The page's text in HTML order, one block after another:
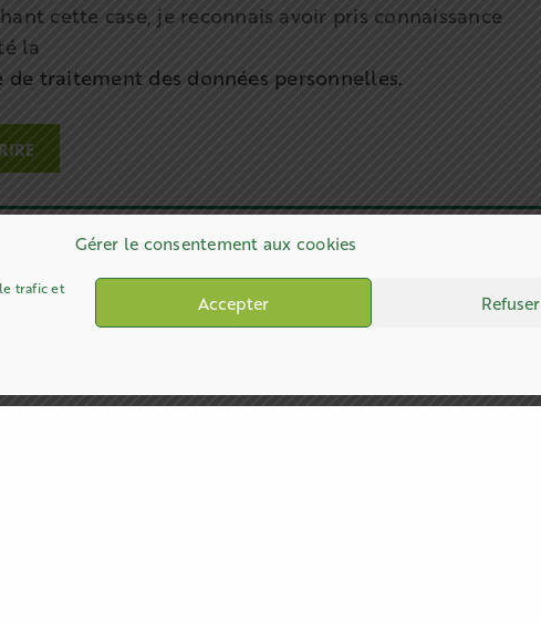
Gérer le consentement aux cookies
trafic et
Accepter Refuser
cette case, je reconnais avoir pris connaissance
la
traitement des données personnelles.